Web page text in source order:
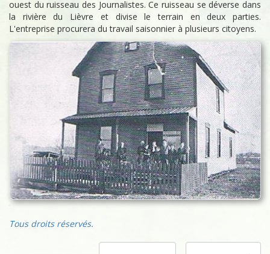
ouest du ruisseau des Journalistes. Ce ruisseau se déverse dans
la rivière du Lièvre et divise le terrain en deux parties.
L'entreprise procurera du travail saisonnier à plusieurs citoyens.
Tous droits réservés.